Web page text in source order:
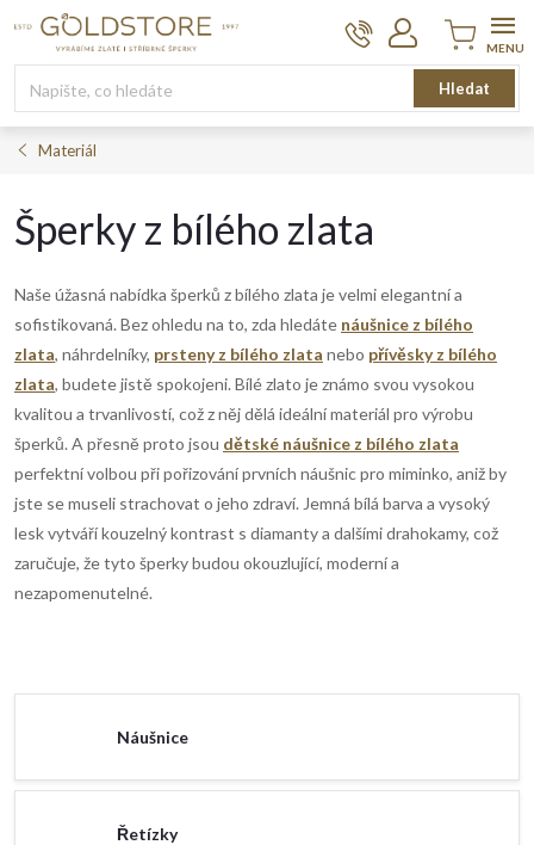
Hledat
Nákupní
košík
Materiál
Šperky z bílého zlata
Naše úžasná nabídka šperků z bílého zlata je velmi elegantní a
sofistikovaná. Bez ohledu na to, zda hledáte náušnice z bílého
zlata, náhrdelníky, prsteny z bílého zlata nebo přívěsky z bílého
zlata, budete jistě spokojeni. Bílé zlato je známo svou vysokou
kvalitou a trvanlivostí, což z něj dělá ideální materiál pro výrobu
šperků. A přesně proto jsou dětské náušnice z bílého zlata
perfektní volbou při pořizování prvních náušnic pro miminko, aniž by
jste se museli strachovat o jeho zdraví. Jemná bílá barva a vysoký
lesk vytváří kouzelný kontrast s diamanty a dalšími drahokamy, což
zaručuje, že tyto šperky budou okouzlující, moderní a
nezapomenutelné.
Náušnice
Řetízky